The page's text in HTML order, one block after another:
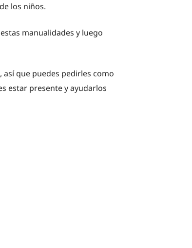
los niños.
manualidades y luego
que puedes pedirles como
estar presente y ayudarlos